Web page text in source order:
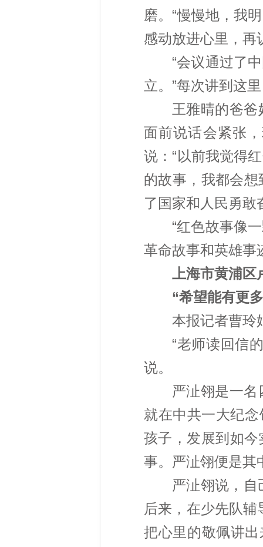
磨。“慢慢地，我
感动放进心里，再
“会议通过了
立。”每次讲到这
王雅晴的爸
面前说话会紧张
说：“以前我觉得
的故事，我都会
了国家和人民勇敢
“红色故事像
革命故事和英雄事
上海市黄浦
“希望能有更
本报记者曹玲
“老师读回信
说。
严沚翎是一
就在中共一大纪
孩子，发展到如
事。严沚翎便是其
严沚翎说，
后来，在少先队
把心里的敬佩讲